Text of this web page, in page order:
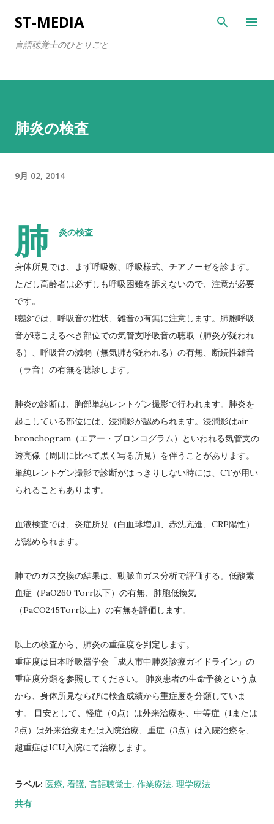
スキップしてメイン コンテンツに移動
ST-MEDIA
言語聴覚士のひとりごと
肺炎の検査
9月 02, 2014
肺 炎の検査
身体所見では、まず呼吸数、呼吸様式、チアノーゼを診ます。
ただし高齢者は必ずしも呼吸困難を訴えないので、注意が必要
です。
聴診では、呼吸音の性状、雑音の有無に注意します。肺胞呼吸
音が聴こえるべき部位での気管支呼吸音の聴取（肺炎が疑われ
る）、呼吸音の減弱（無気肺が疑われる）の有無、断続性雑音
（ラ音）の有無を聴診します。
肺炎の診断は、胸部単純レントゲン撮影で行われます。肺炎を
起こしている部位には、浸潤影が認められます。浸潤影はair
bronchogram（エアー・ブロンコグラム）といわれる気管支の
透亮像（周囲に比べて黒く写る所見）を伴うことがあります。
単純レントゲン撮影で診断がはっきりしない時には、CTが用い
られることもあります。
血液検査では、炎症所見（白血球増加、赤沈亢進、CRP陽性）
が認められます。
肺でのガス交換の結果は、動脈血ガス分析で評価する。低酸素
血症（PaO260 Torr以下）の有無、肺胞低換気
（PaCO245Torr以上）の有無を評価します。
以上の検査から、肺炎の重症度を判定します。
重症度は日本呼吸器学会「成人市中肺炎診療ガイドライン」の
重症度分類を参照してください。 肺炎患者の生命予後という点
から、身体所見ならびに検査成績から重症度を分類していま
す。 目安として、軽症（0点）は外来治療を、中等症（1または
2点）は外来治療または入院治療、重症（3点）は入院治療を、
超重症はICU入院にて治療します。
ラベル: 医療 看護 言語聴覚士 作業療法 理学療法
共有